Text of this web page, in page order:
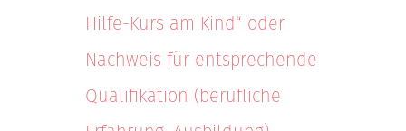
Hilfe-Kurs am Kind“ oder
Nachweis für entsprechende
Qualifikation (berufliche